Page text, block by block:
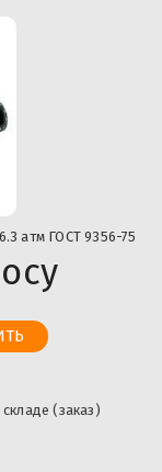
атм ГОСТ 9356-75
(заказ)